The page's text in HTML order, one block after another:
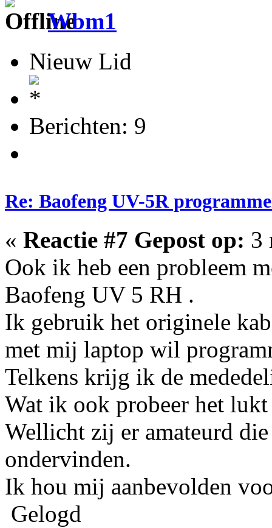
Wbm1
Nieuw Lid
Berichten: 9
Re: Baofeng UV-5R
« Reactie #7 Gepost op: 3
Ook ik heb een probleem
Baofeng UV 5 RH .
Ik gebruik het originele
met mij laptop wil
Telkens krijg ik de
Wat ik ook probeer het
Wellicht zij er amateurd
ondervinden.
Ik hou mij aanbevolden
Gelogd